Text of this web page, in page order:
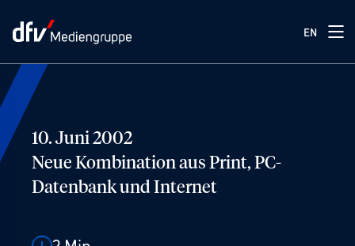
EN
10. Juni 2002
Neue Kombination aus Print, PC-
Datenbank und Internet